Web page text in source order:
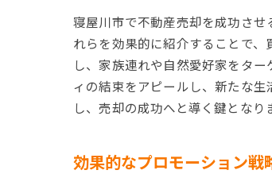
寝屋川市で不動産売却を成功さ
れらを効果的に紹介することで
し、家族連れや自然愛好家をタ
ィの結束をアピールし、新たな
し、売却の成功へと導く鍵となり
効果的なプロモーション戦